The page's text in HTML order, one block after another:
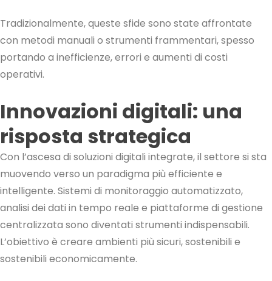
Tradizionalmente, queste sfide sono state affrontate
con metodi manuali o strumenti frammentari, spesso
portando a inefficienze, errori e aumenti di costi
operativi.
Innovazioni digitali: una
risposta strategica
Con l’ascesa di soluzioni digitali integrate, il settore si sta
muovendo verso un paradigma più efficiente e
intelligente. Sistemi di monitoraggio automatizzato,
analisi dei dati in tempo reale e piattaforme di gestione
centralizzata sono diventati strumenti indispensabili.
L’obiettivo è creare ambienti più sicuri, sostenibili e
sostenibili economicamente.